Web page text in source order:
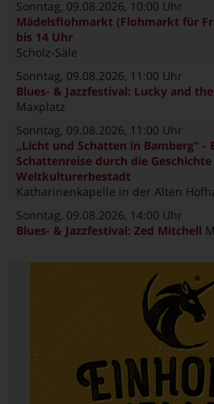
Sonntag, 09.08.2026, 10:00 Uhr
Mädelsflohmarkt (Flohmarkt für
bis 14 Uhr
Scholz-Säle
Sonntag, 09.08.2026, 11:00 Uhr
Blues- & Jazzfestival: Lucky and
Maxplatz
Sonntag, 09.08.2026, 11:00 Uhr
„Licht und Schatten in Bamberg" -
Schattenreise durch die
Weltkulturerbestadt
Katharinenkapelle in der Alten
Sonntag, 09.08.2026, 14:00 Uhr
Blues- & Jazzfestival: Zed Mitchell